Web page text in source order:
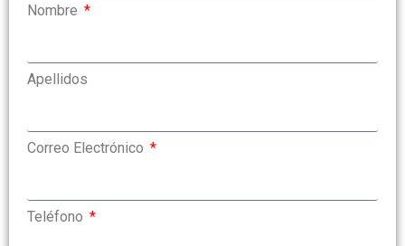
Nombre
Apellidos
Correo Electrónico
Teléfono